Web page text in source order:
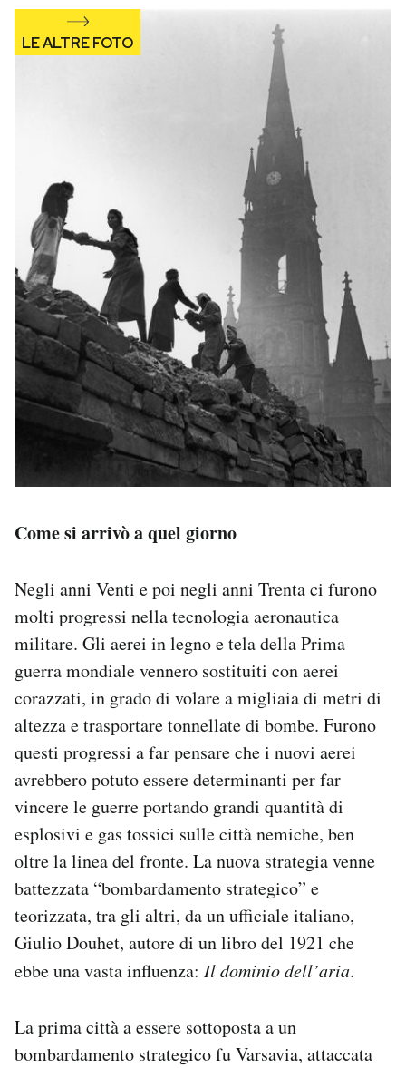
Come si arrivò a quel giorno
Negli anni Venti e poi negli anni Trenta ci furono
molti progressi nella tecnologia aeronautica
militare. Gli aerei in legno e tela della Prima
guerra mondiale vennero sostituiti con aerei
corazzati, in grado di volare a migliaia di metri di
altezza e trasportare tonnellate di bombe. Furono
questi progressi a far pensare che i nuovi aerei
avrebbero potuto essere determinanti per far
vincere le guerre portando grandi quantità di
esplosivi e gas tossici sulle città nemiche, ben
oltre la linea del fronte. La nuova strategia venne
battezzata “bombardamento strategico” e
teorizzata, tra gli altri, da un ufficiale italiano,
Giulio Douhet, autore di un libro del 1921 che
ebbe una vasta influenza: Il dominio dell’aria.
La prima città a essere sottoposta a un
bombardamento strategico fu Varsavia, attaccata